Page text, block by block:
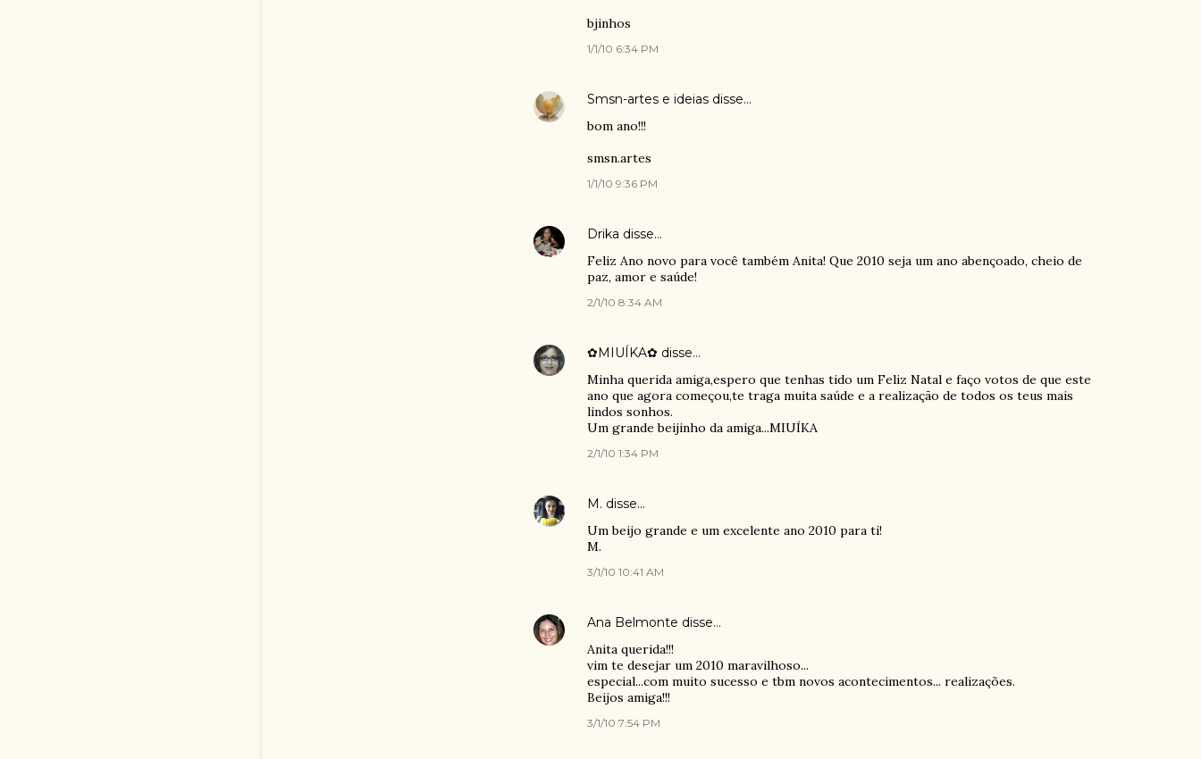
bjinhos
1/1/10 6:34 PM
Smsn-artes e ideiasdisse…
bom ano!!!
smsn.artes
1/1/10 9:36 PM
Drika disse…
Feliz Ano novo para você também Anita! Que 2010 seja um ano abençoado, cheio de
paz, amor e saúde!
2/1/10 8:34 AM
✿MIUÍKA✿ disse…
Minha querida amiga,espero que tenhas tido um Feliz Natal e faço votos de que este
ano que agora começou,te traga muita saúde e a realização de todos os teus mais
lindos sonhos.
Um grande beijinho da amiga...MIUÍKA
2/1/10 1:34 PM
M. disse…
Um beijo grande e um excelente ano 2010 para ti!
M.
3/1/10 10:41 AM
Ana Belmonte disse…
Anita querida!!!
vim te desejar um 2010 maravilhoso...
especial...com muito sucesso e tbm novos acontecimentos... realizações.
Beijos amiga!!!
3/1/10 7:54 PM